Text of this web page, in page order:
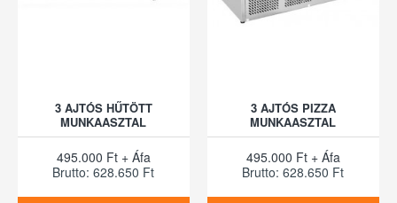
3 AJTÓS HŰTÖTT
MUNKAASZTAL
495.000 Ft + Áfa
Brutto: 628.650 Ft
3 AJTÓS PIZZA
MUNKAASZTAL
495.000 Ft + Áfa
Brutto: 628.650 Ft